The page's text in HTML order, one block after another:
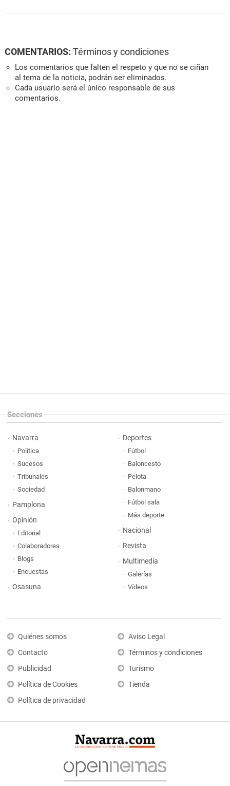
COMENTARIOS: Términos y condiciones
Los comentarios que falten el respeto y que no se ciñan
al tema de la noticia, podrán ser eliminados.
Cada usuario será el único responsable de sus
comentarios.
Secciones
Navarra
Política
Sucesos
Tribunales
Sociedad
Pamplona
Opinión
Editorial
Colaboradores
Blogs
Encuestas
Osasuna
Deportes
Fútbol
Baloncesto
Pelota
Balonmano
Fútbol sala
Más deporte
Nacional
Revista
Multimedia
Galerías
Vídeos
Quiénes somos
Contacto
Publicidad
Política de Cookies
Política de privacidad
Aviso Legal
Términos y condiciones
Turismo
Tienda